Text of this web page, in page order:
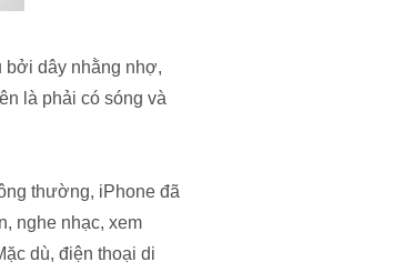
bởi dây nhằng nhợ,
là phải có sóng và
thường, iPhone đã
nghe nhạc, xem
dù, điện thoại di